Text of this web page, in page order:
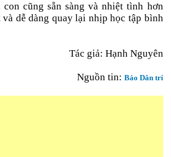
cũng sẵn sàng và nhiệt tình hơn
dễ dàng quay lại nhịp học tập bình
Tác giả: Hạnh Nguyên
Nguồn tin: Báo Dân trí